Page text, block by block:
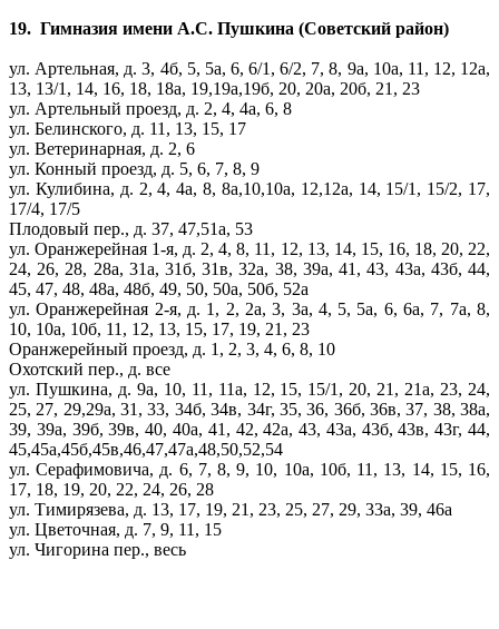
19. Гимназия имени А.С. Пушкина (Советский район)
ул. Артельная, д. 3, 4б, 5, 5а, 6, 6/1, 6/2, 7, 8, 9а, 10а, 11, 12, 12а,
13, 13/1, 14, 16, 18, 18а, 19,19а,19б, 20, 20а, 20б, 21, 23
ул. Артельный проезд, д. 2, 4, 4а, 6, 8
ул. Белинского, д. 11, 13, 15, 17
ул. Ветеринарная, д. 2, 6
ул. Конный проезд, д. 5, 6, 7, 8, 9
ул. Кулибина, д. 2, 4, 4а, 8, 8а,10,10а, 12,12а, 14, 15/1, 15/2, 17,
17/4, 17/5
Плодовый пер., д. 37, 47,51а, 53
ул. Оранжерейная 1-я, д. 2, 4, 8, 11, 12, 13, 14, 15, 16, 18, 20, 22,
24, 26, 28, 28а, 31а, 31б, 31в, 32а, 38, 39а, 41, 43, 43а, 43б, 44,
45, 47, 48, 48а, 48б, 49, 50, 50а, 50б, 52а
ул. Оранжерейная 2-я, д. 1, 2, 2а, 3, 3а, 4, 5, 5а, 6, 6а, 7, 7а, 8,
10, 10а, 10б, 11, 12, 13, 15, 17, 19, 21, 23
Оранжерейный проезд, д. 1, 2, 3, 4, 6, 8, 10
Охотский пер., д. все
ул. Пушкина, д. 9а, 10, 11, 11а, 12, 15, 15/1, 20, 21, 21а, 23, 24,
25, 27, 29,29а, 31, 33, 34б, 34в, 34г, 35, 36, 36б, 36в, 37, 38, 38а,
39, 39а, 39б, 39в, 40, 40а, 41, 42, 42а, 43, 43а, 43б, 43в, 43г, 44,
45,45а,45б,45в,46,47,47а,48,50,52,54
ул. Серафимовича, д. 6, 7, 8, 9, 10, 10а, 10б, 11, 13, 14, 15, 16,
17, 18, 19, 20, 22, 24, 26, 28
ул. Тимирязева, д. 13, 17, 19, 21, 23, 25, 27, 29, 33а, 39, 46а
ул. Цветочная, д. 7, 9, 11, 15
ул. Чигорина пер., весь